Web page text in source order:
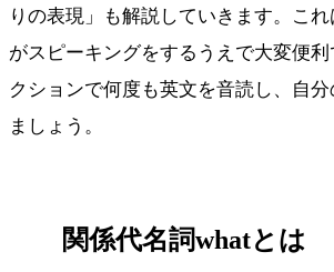
りの表現」も解説していきます。こ
がスピーキングをするうえで大変便
クションで何度も英文を音読し、自
ましょう。
関係代名詞whatとは